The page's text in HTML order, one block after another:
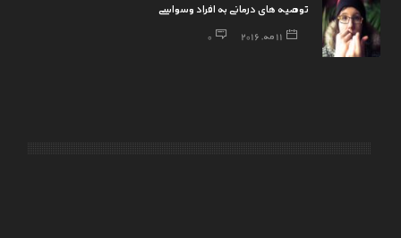
توصیه های درمانی به افراد وسواسی
11 مه, 2016 0